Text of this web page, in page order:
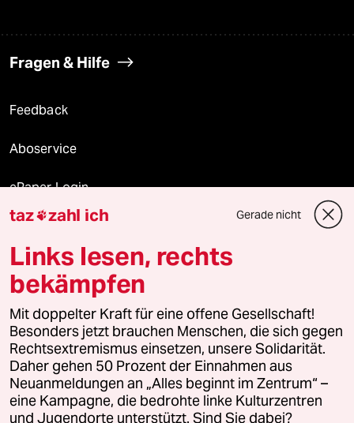
Fragen & Hilfe
Feedback
Aboservice
ePaper Login
Downloads für Abonnierende
© 2026 taz Verlags und Vertriebs GmbH
Alle Rechte vorbehalten. Bei rechtlichen Fragen oder für Genehmigungen
wenden Sie sich bitte an
lizenzen@taz.de
Feedback Redaktionsstatut Kommune-Richtlinien
Leitlinie Informant Datenschutz Impressum AGB
taz zahl ich Gerade nicht
Links lesen, rechts
bekämpfen
Mit doppelter Kraft für eine offene Gesellschaft!
Besonders jetzt brauchen Menschen, die sich gegen
Rechtsextremismus einsetzen, unsere Solidarität.
Daher gehen 50 Prozent der Einnahmen aus
Neuanmeldungen an „Alles beginnt im Zentrum“ –
eine Kampagne, die bedrohte linke Kulturzentren
und Jugendorte unterstützt. Sind Sie dabei?